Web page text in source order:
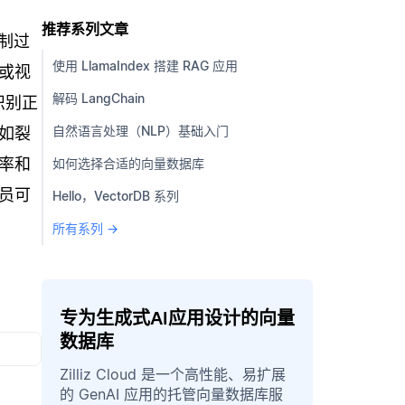
过
视
别正
裂
和
可
推荐系列文章
使用 LlamaIndex 搭建 RAG 应用
解码 LangChain
自然语言处理（NLP）基础入门
如何选择合适的向量数据库
Hello，VectorDB 系列
所有系列 →
专为生成式AI应用设计的向量
数据库
Zilliz Cloud 是一个高性能、易扩展
的 GenAI 应用的托管向量数据库服